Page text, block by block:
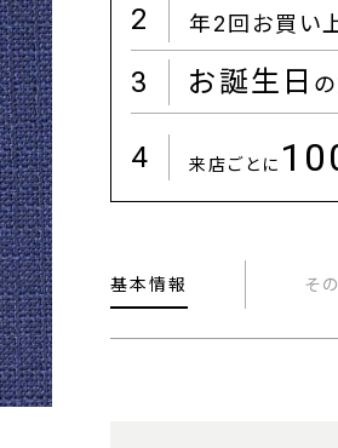
2 年2回お買い
3 お誕生日
4 来店ごとに
基本情報 そ